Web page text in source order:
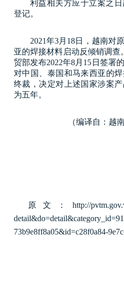
利益相关方应于立案之
登记。
2021年3月18日，越南对
亚的焊接材料启动反倾销调查
贸部发布2022年8月15日签署
对中国、泰国和马来西亚的
终裁，决定对上述国家涉案
为五年。
（编译自：越
原文：http://
73b9e8ff8a05&id=c28f0a84-